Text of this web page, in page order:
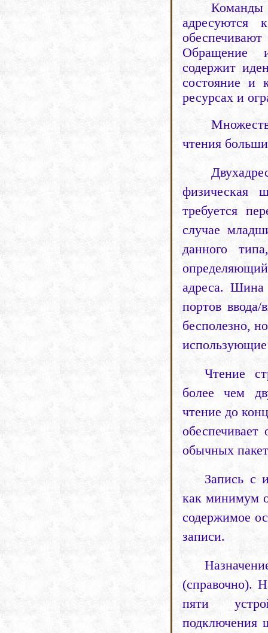
Команды
адресуются
Обращение
содержит
состояние и
ресурсах и
чтения
физическая
требуется
случае
данного
адреса. Шина
портов
бесполезно,
Чтение
более чем
чтение до
обычных
Запись с
как минимум
содержимое
записи.
(справочно).
пяти
подключения